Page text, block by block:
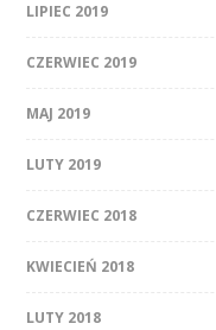
LIPIEC 2019
CZERWIEC 2019
MAJ 2019
LUTY 2019
CZERWIEC 2018
KWIECIEŃ 2018
LUTY 2018